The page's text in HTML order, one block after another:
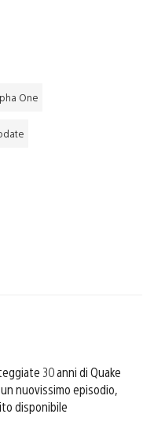
One
30 anni di Quake
nuovissimo episodio,
disponibile